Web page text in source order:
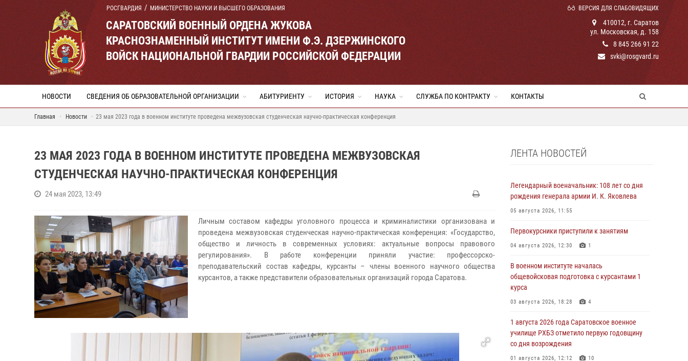
РОСГВАРДИЯ МИНИСТЕРСТВО НАУКИ И ВЫСШЕГО ОБРАЗОВАНИЯ ВЕРСИЯ ДЛЯ СЛАБОВИДЯЩИХ
САРАТОВСКИЙ ВОЕННЫЙ ОРДЕНА ЖУКОВА
КРАСНОЗНАМЕННЫЙ ИНСТИТУТ ИМЕНИ Ф.Э. ДЗЕРЖИНСКОГО
ВОЙСК НАЦИОНАЛЬНОЙ ГВАРДИИ РОССИЙСКОЙ ФЕДЕРАЦИИ
410012, г. Саратов
ул. Московская, д. 158
8 845 266 91 22
svki@rosgvard.ru
НОВОСТИ СВЕДЕНИЯ ОБ ОБРАЗОВАТЕЛЬНОЙ ОРГАНИЗАЦИИ АБИТУРИЕНТУ ИСТОРИЯ НАУКА СЛУЖБА ПО КОНТРАКТУ КОНТАКТЫ
Главная Новости 23 мая 2023 года в военном институте проведена межвузовская студенческая научно-практическая конференция
23 МАЯ 2023 ГОДА В ВОЕННОМ ИНСТИТУТЕ ПРОВЕДЕНА МЕЖВУЗОВСКАЯ
СТУДЕНЧЕСКАЯ НАУЧНО-ПРАКТИЧЕСКАЯ КОНФЕРЕНЦИЯ
24 мая 2023, 13:49
Личным составом кафедры уголовного процесса и криминалистики организована и
проведена межвузовская студенческая научно-практическая конференция: «Государство,
общество и личность в современных условиях: актуальные вопросы правового
регулирования». В работе конференции приняли участие: профессорско-
преподавательский состав кафедры, курсанты – члены военного научного общества
курсантов, а также представители образовательных организаций города Саратова.
ЛЕНТА НОВОСТЕЙ
Легендарный военачальник: 108 лет со дня
рождения генерала армии И. К. Яковлева
05 августа 2026, 11:55
Первокурсники приступили к занятиям
04 августа 2026, 12:30 1
В военном институте началась
общевойсковая подготовка с курсантами 1
курса
03 августа 2026, 18:28 4
1 августа 2026 года Саратовское военное
училище РХБЗ отметило первую годовщину
со дня возрождения
01 августа 2026, 12:12 10